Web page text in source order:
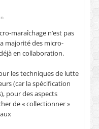
maraîchage n’est pas
majorité des micro-
en collaboration.
les techniques de lutte
(car la spécification
pour des aspects
de « collectionner »